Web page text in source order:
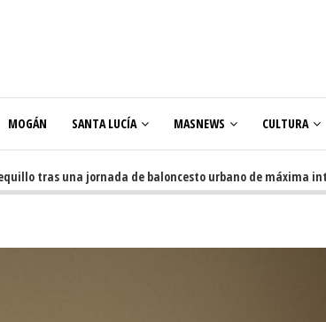
MOGÁN SANTA LUCÍA MASNEWS CULTURA
una jornada de baloncesto urbano de máxima intensidad